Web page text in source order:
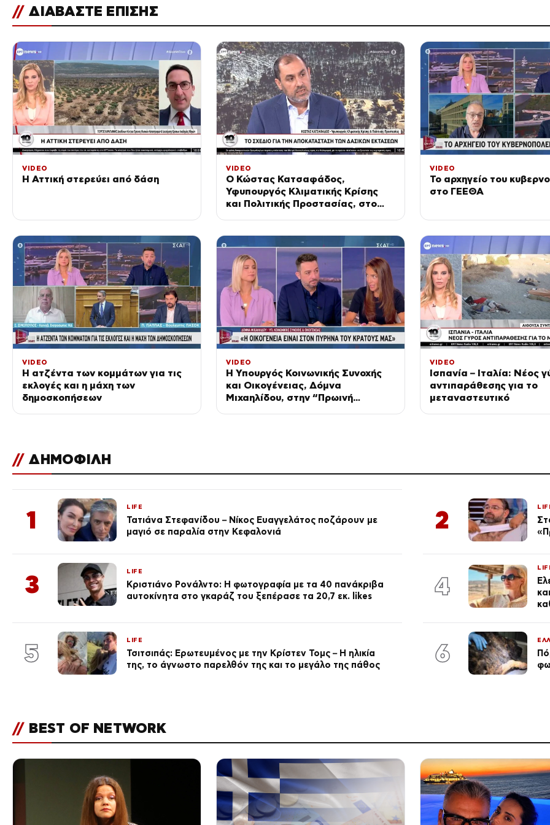
// ΔΙΑΒΑΣΤΕ ΕΠΙΣΗΣ
VIDEO
Η Αττική στερεύει από δάση
VIDEO
Ο Κώστας Κατσαφάδος,
Υφυπουργός Κλιματικής Κρίσης
και Πολιτικής Προστασίας, στο
VIDEO
Το αρχηγείο του
στο ΓΕΕΘΑ
VIDEO
Η ατζέντα των κομμάτων για τις
εκλογές και η μάχη των
δημοσκοπήσεων
VIDEO
Η Υπουργός Κοινωνικής Συνοχής
και Οικογένειας, Δόμνα
Μιχαηλίδου, στην “Πρωινή
VIDEO
Ισπανία – Ιταλία: Νέος
αντιπαράθεσης για το
μεταναστευτικό
// ΔΗΜΟΦΙΛΗ
1 LIFE
Τατιάνα Στεφανίδου – Νίκος Ευαγγελάτος ποζάρουν με
μαγιό σε παραλία στην Κεφαλονιά
2
3 LIFE
Κριστιάνο Ρονάλντο: Η φωτογραφία με τα 40 πανάκριβα
αυτοκίνητα στο γκαράζ του ξεπέρασε τα 20,7 εκ. likes
4
5 LIFE
Τσιτσιπάς: Ερωτευμένος με την Κρίστεν Τομς – Η ηλικία
της, το άγνωστο παρελθόν της και το μεγάλο της πάθος
6
// BEST OF NETWORK